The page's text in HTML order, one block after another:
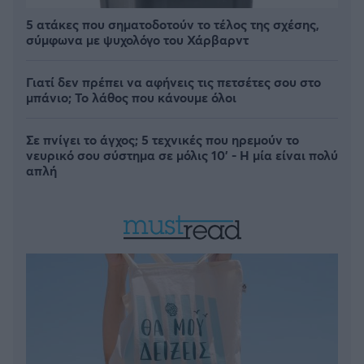
5 ατάκες που σηματοδοτούν το τέλος της σχέσης,
σύμφωνα με ψυχολόγο του Χάρβαρντ
Γιατί δεν πρέπει να αφήνεις τις πετσέτες σου στο
μπάνιο; Το λάθος που κάνουμε όλοι
Σε πνίγει το άγχος; 5 τεχνικές που ηρεμούν το
νευρικό σου σύστημα σε μόλις 10' - Η μία είναι πολύ
απλή